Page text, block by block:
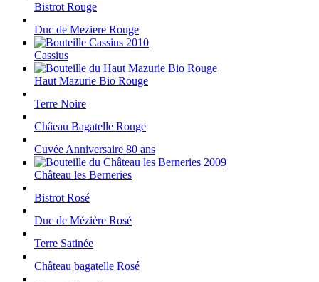
Bistrot Rouge
Duc de Meziere Rouge
Cassius
Haut Mazurie Bio Rouge
Terre Noire
Châeau Bagatelle Rouge
Cuvée Anniversaire 80 ans
Château les Berneries
Bistrot Rosé
Duc de Mézière Rosé
Terre Satinée
Château bagatelle Rosé